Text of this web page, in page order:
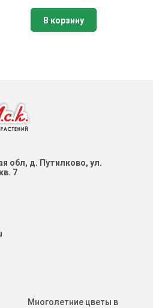
В корзину
обл, д. Путилково, ул.
7
Многолетние цветы в